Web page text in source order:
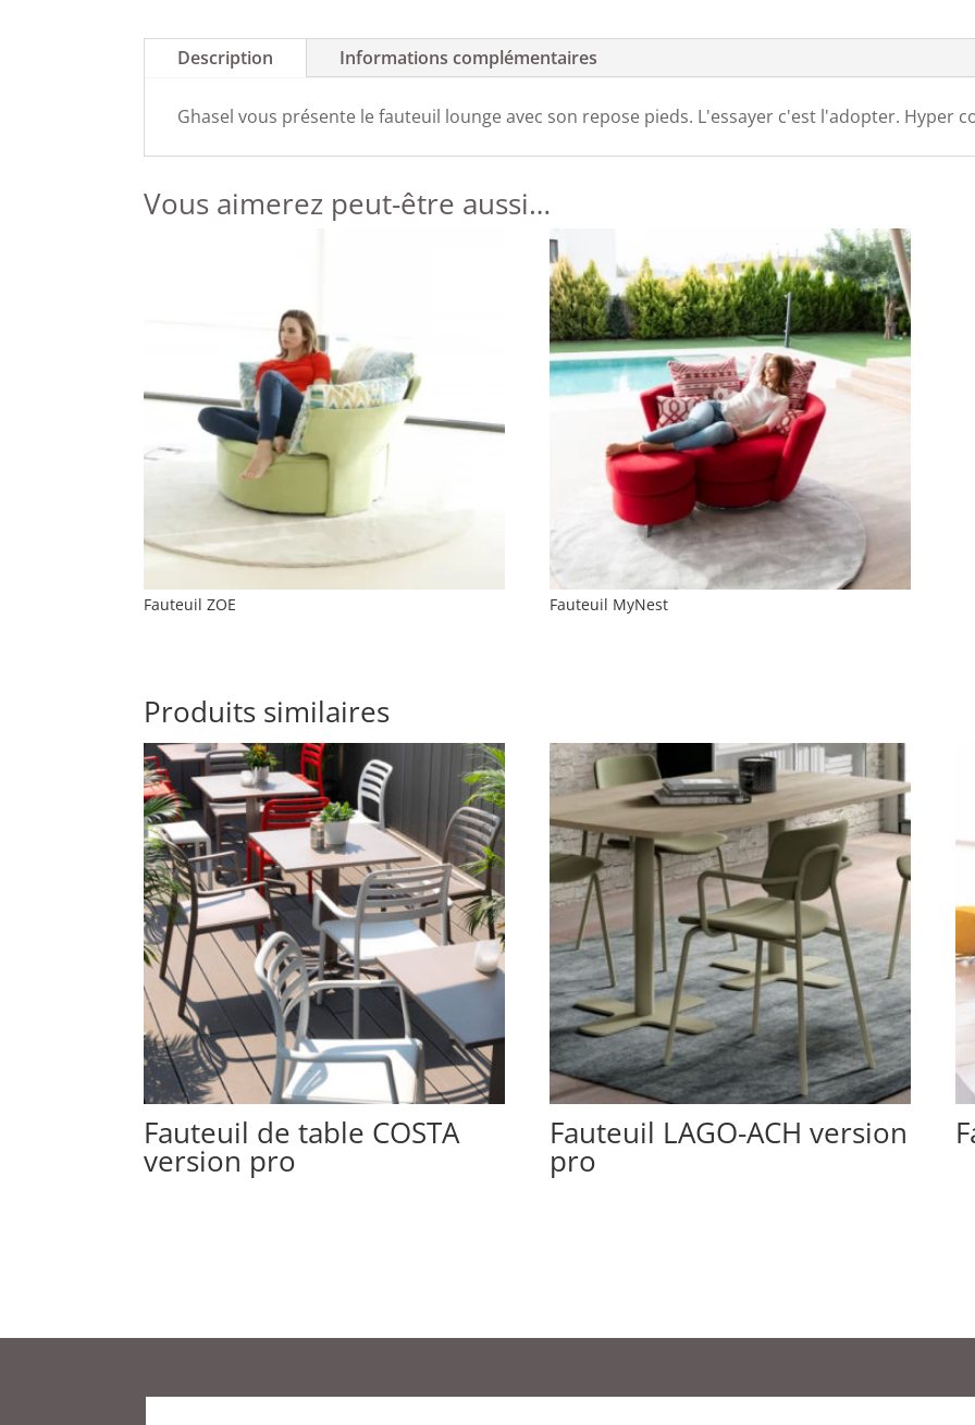
Description Informations complémentaires
Ghasel vous présente le fauteuil lounge avec son repose pieds. L'essayer c'est l'adopter. Hyper
Vous aimerez peut-être aussi…
Fauteuil ZOE Fauteuil MyNest
Produits similaires
Fauteuil de table COSTA
version pro
Fauteuil LAGO-ACH version
pro